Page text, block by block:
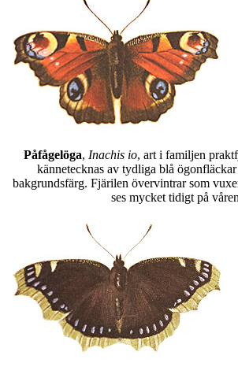
Påfågelöga, Inachis io, art i familjen
kännetecknas av tydliga blå
bakgrundsfärg. Fjärilen övervintrar som
ses mycket tidigt på